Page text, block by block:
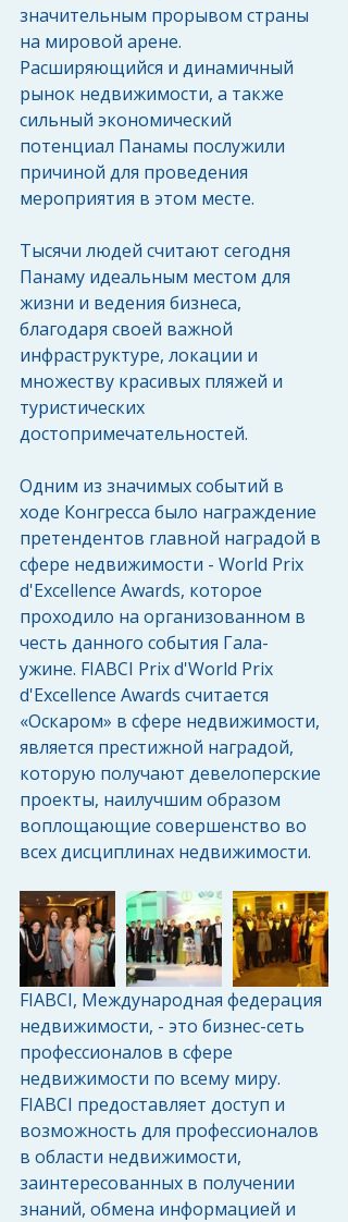
значительным прорывом страны
на мировой арене.
Расширяющийся и динамичный
рынок недвижимости, а также
сильный экономический
потенциал Панамы послужили
причиной для проведения
мероприятия в этом месте.
Тысячи людей считают сегодня
Панаму идеальным местом для
жизни и ведения бизнеса,
благодаря своей важной
инфраструктуре, локации и
множеству красивых пляжей и
туристических
достопримечательностей.
Одним из значимых событий в
ходе Конгресса было награждение
претендентов главной наградой в
сфере недвижимости - World Prix
d'Excellence Awards, которое
проходило на организованном в
честь данного события Гала-
ужине. FIABCI Prix d'World Prix
d'Excellence Awards считается
«Оскаром» в сфере недвижимости,
является престижной наградой,
которую получают девелоперские
проекты, наилучшим образом
воплощающие совершенство во
всех дисциплинах недвижимости.
FIABCI, Международная федерация
недвижимости, - это бизнес-сеть
профессионалов в сфере
недвижимости по всему миру.
FIABCI предоставляет доступ и
возможность для профессионалов
в области недвижимости,
заинтересованных в получении
знаний, обмена информацией и